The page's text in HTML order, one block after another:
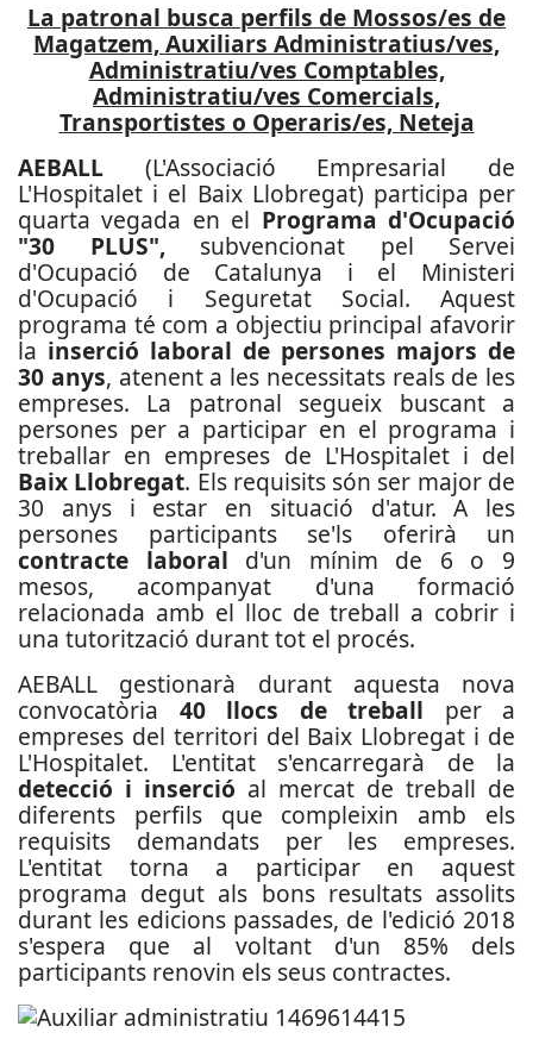
La patronal busca perfils de Mossos/es de
Magatzem, Auxiliars Administratius/ves,
Administratiu/ves Comptables,
Administratiu/ves Comercials,
Transportistes o Operaris/es, Neteja
AEBALL (L'Associació Empresarial de
L'Hospitalet i el Baix Llobregat) participa per
quarta vegada en el Programa d'Ocupació
"30 PLUS",subvencionat pel Servei
d'Ocupació de Catalunya i el Ministeri
d'Ocupació i Seguretat Social. Aquest
programa té com a objectiu principal afavorir
la inserció laboral de persones majors de
30 anys, atenent a les necessitats reals de les
empreses. La patronal segueix buscant a
persones per a participar en el programa i
treballar en empreses de L'Hospitalet i del
Baix Llobregat. Els requisits són ser major de
30 anys i estar en situació d'atur. A les
persones participants se'ls oferirà un
contracte laboral d'un mínim de 6 o 9
mesos, acompanyat d'una formació
relacionada amb el lloc de treball a cobrir i
una tutorització durant tot el procés.
AEBALL gestionarà durant aquesta nova
convocatòria 40 llocs de treball per a
empreses del territori del Baix Llobregat i de
L'Hospitalet. L'entitat s'encarregarà de la
detecció i inserció al mercat de treball de
diferents perfils que compleixin amb els
requisits demandats per les empreses.
L'entitat torna a participar en aquest
programa degut als bons resultats assolits
durant les edicions passades, de l'edició 2018
s'espera que al voltant d'un 85% dels
participants renovin els seus contractes.